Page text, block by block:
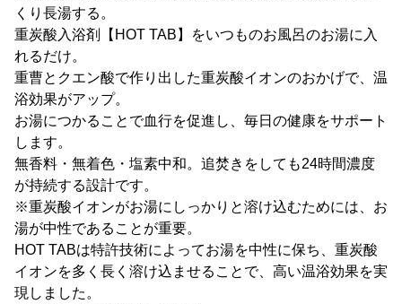
くり長湯する。
重炭酸入浴剤【HOT TAB】をいつものお風呂のお湯に入
れるだけ。
重曹とクエン酸で作り出した重炭酸イオンのおかげで、温
浴効果がアップ。
お湯につかることで血行を促進し、毎日の健康をサポート
します。
無香料・無着色・塩素中和。追焚きをしても24時間濃度
が持続する設計です。
※重炭酸イオンがお湯にしっかりと溶け込むためには、お
湯が中性であることが重要。
HOT TABは特許技術によってお湯を中性に保ち、重炭酸
イオンを多く長く溶け込ませることで、高い温浴効果を実
現しました。